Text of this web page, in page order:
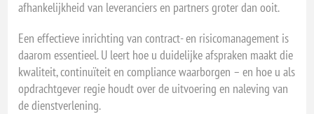
afhankelijkheid van leveranciers en partners groter dan ooit.
Een effectieve inrichting van contract- en risicomanagement is
daarom essentieel. U leert hoe u duidelijke afspraken maakt die
kwaliteit, continuïteit en compliance waarborgen – en hoe u als
opdrachtgever regie houdt over de uitvoering en naleving van
de dienstverlening.